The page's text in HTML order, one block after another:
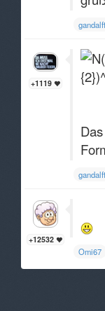
+1119
+12532
Omi67